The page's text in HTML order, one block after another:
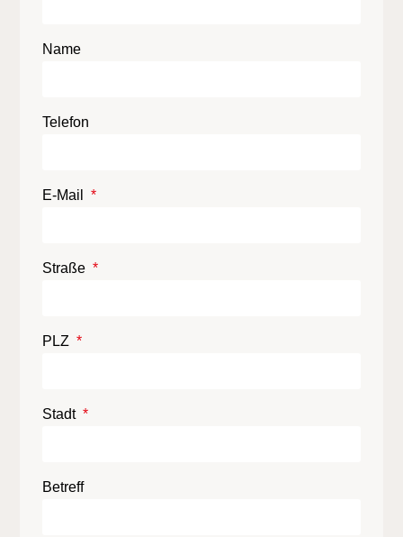
Name
Telefon
E-Mail
Straße
PLZ
Stadt
Betreff